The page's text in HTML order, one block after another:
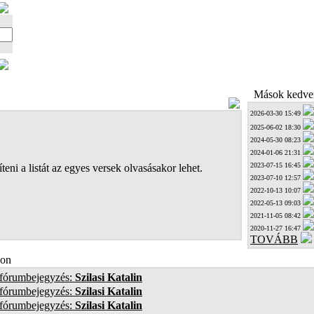
a listát az egyes versek olvasásakor lehet.
Mások
2026-03-30 15:49
2025-06-02 18:30
2024-05-30 08:23
2024-01-06 21:31
2023-07-15 16:45
2023-07-10 12:57
2022-10-13 10:07
2022-05-13 09:03
2021-11-05 08:42
2020-11-27 16:47
TOVÁBB
Szilasi Katalin
Szilasi Katalin
Szilasi Katalin